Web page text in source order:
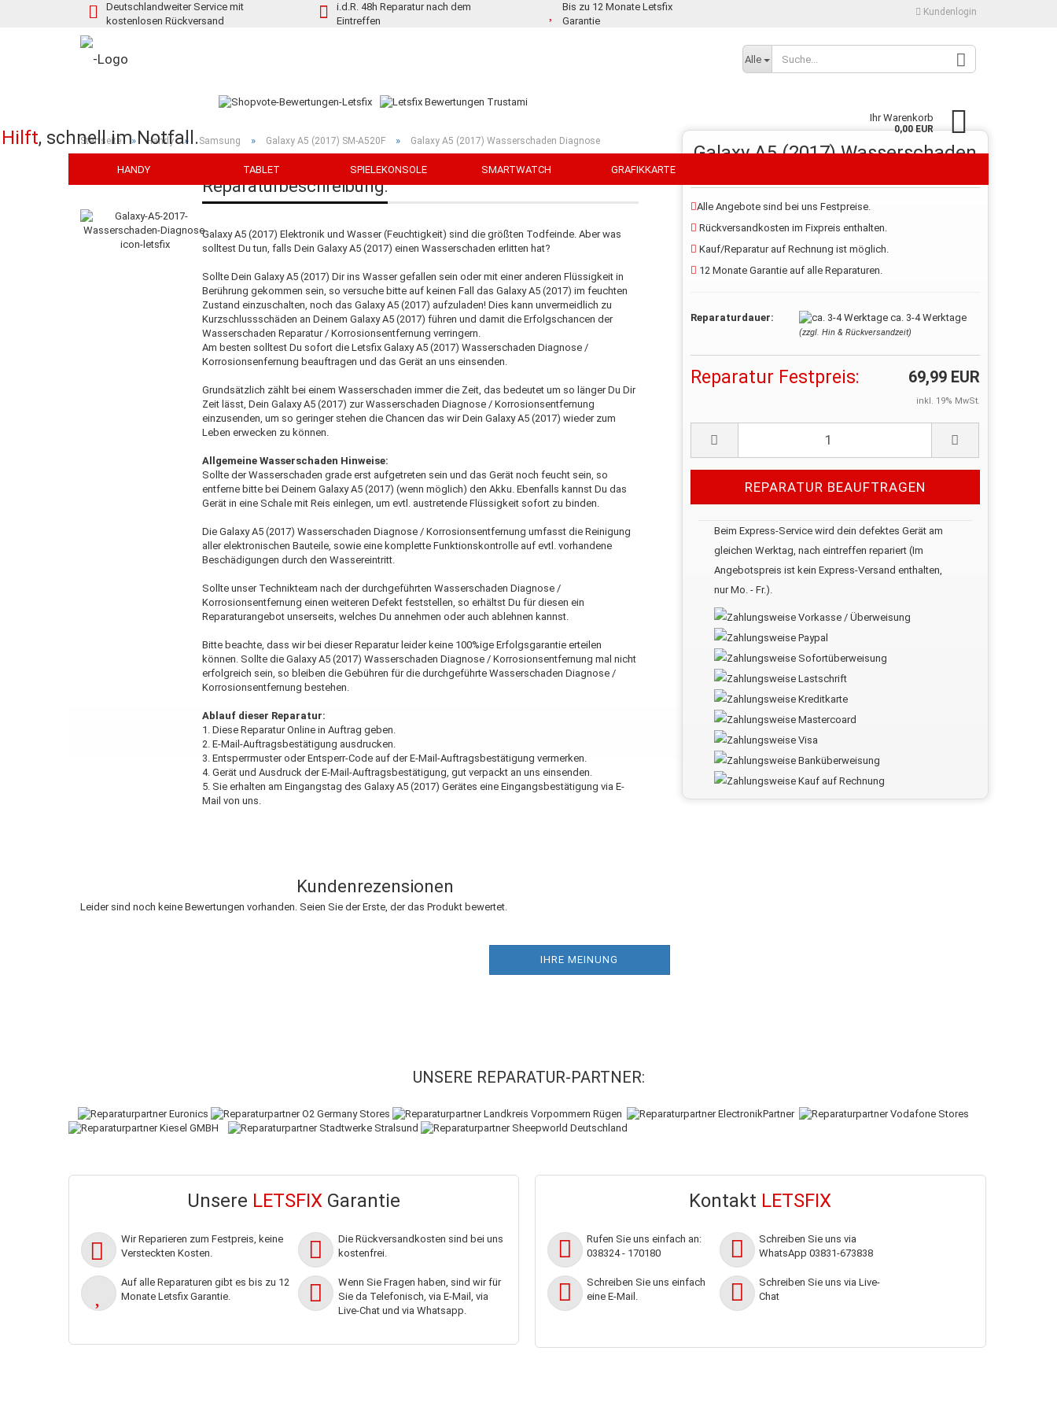
Deutschlandweiter Service mit
kostenlosen Rückversand
i.d.R. 48h Reparatur nach dem
Eintreffen
Bis zu 12 Monate Letsfix
Garantie
Kundenlogin
Konto erstellen
Passwort vergessen?
Alle
Hilft, schnell im Notfall.
Ihr Warenkorb
0,00 EUR
HANDY TABLET SPIELEKONSOLE SMARTWATCH GRAFIKKARTE
Startseite » Handy » Samsung » Galaxy A5 (2017) SM-A520F » Galaxy A5 (2017) Wasserschaden Diagnose
Galaxy A5 (2017) Wasserschaden
Alle Angebote sind bei uns Festpreise.
Rückversandkosten im Fixpreis enthalten.
Kauf/Reparatur auf Rechnung ist möglich.
12 Monate Garantie auf alle Reparaturen.
Reparaturdauer: ca. 3-4 Werktage
(zzgl. Hin & Rückversandzeit)
Reparatur Festpreis: 69,99 EUR
inkl. 19% MwSt.
Beim Express-Service wird dein defektes Gerät am
gleichen Werktag, nach eintreffen repariert (Im
Angebotspreis ist kein Express-Versand enthalten,
nur Mo. - Fr.).
Reparaturbeschreibung:
Galaxy A5 (2017) Elektronik und Wasser (Feuchtigkeit) sind die größten Todfeinde. Aber was
solltest Du tun, falls Dein Galaxy A5 (2017) einen Wasserschaden erlitten hat?
Sollte Dein Galaxy A5 (2017) Dir ins Wasser gefallen sein oder mit einer anderen Flüssigkeit in
Berührung gekommen sein, so versuche bitte auf keinen Fall das Galaxy A5 (2017) im feuchten
Zustand einzuschalten, noch das Galaxy A5 (2017) aufzuladen! Dies kann unvermeidlich zu
Kurzschlussschäden an Deinem Galaxy A5 (2017) führen und damit die Erfolgschancen der
Wasserschaden Reparatur / Korrosionsentfernung verringern.
Am besten solltest Du sofort die Letsfix Galaxy A5 (2017) Wasserschaden Diagnose /
Korrosionsenfernung beauftragen und das Gerät an uns einsenden.
Grundsätzlich zählt bei einem Wasserschaden immer die Zeit, das bedeutet um so länger Du Dir
Zeit lässt, Dein Galaxy A5 (2017) zur Wasserschaden Diagnose / Korrosionsentfernung
einzusenden, um so geringer stehen die Chancen das wir Dein Galaxy A5 (2017) wieder zum
Leben erwecken zu können.
Allgemeine Wasserschaden Hinweise:
Sollte der Wasserschaden grade erst aufgetreten sein und das Gerät noch feucht sein, so
entferne bitte bei Deinem Galaxy A5 (2017) (wenn möglich) den Akku. Ebenfalls kannst Du das
Gerät in eine Schale mit Reis einlegen, um evtl. austretende Flüssigkeit sofort zu binden.
Die Galaxy A5 (2017) Wasserschaden Diagnose / Korrosionsentfernung umfasst die Reinigung
aller elektronischen Bauteile, sowie eine komplette Funktionskontrolle auf evtl. vorhandene
Beschädigungen durch den Wassereintritt.
Sollte unser Technikteam nach der durchgeführten Wasserschaden Diagnose /
Korrosionsentfernung einen weiteren Defekt feststellen, so erhältst Du für diesen ein
Reparaturangebot unserseits, welches Du annehmen oder auch ablehnen kannst.
Bitte beachte, dass wir bei dieser Reparatur leider keine 100%ige Erfolgsgarantie erteilen
können. Sollte die Galaxy A5 (2017) Wasserschaden Diagnose / Korrosionsentfernung mal nicht
erfolgreich sein, so bleiben die Gebühren für die durchgeführte Wasserschaden Diagnose /
Korrosionsentfernung bestehen.
Ablauf dieser Reparatur:
1. Diese Reparatur Online in Auftrag geben.
2. E-Mail-Auftragsbestätigung ausdrucken.
3. Entsperrmuster oder Entsperr-Code auf der E-Mail-Auftragsbestätigung vermerken.
4. Gerät und Ausdruck der E-Mail-Auftragsbestätigung, gut verpackt an uns einsenden.
5. Sie erhalten am Eingangstag des Galaxy A5 (2017) Gerätes eine Eingangsbestätigung via E-
Mail von uns.
Kundenrezensionen
Leider sind noch keine Bewertungen vorhanden. Seien Sie der Erste, der das Produkt bewertet.
IHRE MEINUNG
UNSERE REPARATUR-PARTNER:
Unsere LETSFIX Garantie
Wir Reparieren zum Festpreis, keine
Versteckten Kosten.
Die Rückversandkosten sind bei uns
kostenfrei.
Auf alle Reparaturen gibt es bis zu 12
Monate Letsfix Garantie.
Wenn Sie Fragen haben, sind wir für
Sie da Telefonisch, via E-Mail, via
Live-Chat und via Whatsapp.
Kontakt LETSFIX
Rufen Sie uns einfach an:
038324 - 170180
Schreiben Sie uns via
WhatsApp 03831-673838
Schreiben Sie uns einfach
eine E-Mail.
Schreiben Sie uns via Live-
Chat